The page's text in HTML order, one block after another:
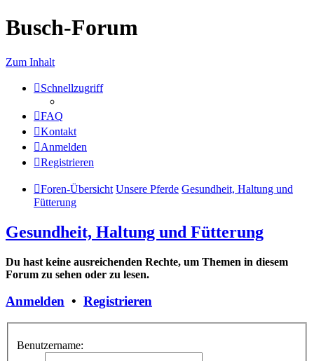
Busch-Forum
Zum Inhalt
Schnellzugriff
FAQ
Kontakt
Anmelden
Registrieren
Foren-Übersicht Unsere Pferde Gesundheit, Haltung und
Fütterung
Gesundheit, Haltung und Fütterung
Du hast keine ausreichenden Rechte, um Themen in diesem
Forum zu sehen oder zu lesen.
Anmelden • Registrieren
Benutzername: